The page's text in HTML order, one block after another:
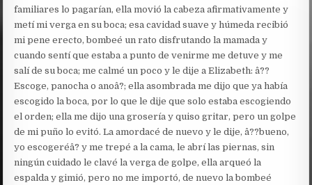
familiares lo pagarían, ella movió la cabeza afirmativamente y
metí mi verga en su boca; esa cavidad suave y húmeda recibió
mi pene erecto, bombeé un rato disfrutando la mamada y
cuando sentí que estaba a punto de venirme me detuve y me
salí de su boca; me calmé un poco y le dije a Elizabeth: â??
Escoge, panocha o anoâ?; ella asombrada me dijo que ya había
escogido la boca, por lo que le dije que solo estaba escogiendo
el orden; ella me dijo una grosería y quiso gritar, pero un golpe
de mi puño lo evitó. La amordacé de nuevo y le dije, â??bueno,
yo escogeréâ? y me trepé a la cama, le abrí las piernas, sin
ningún cuidado le clavé la verga de golpe, ella arqueó la
espalda y gimió, pero no me importó, de nuevo la bombeé